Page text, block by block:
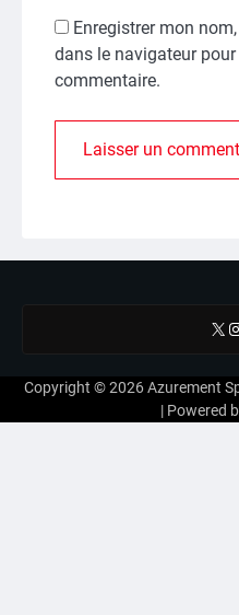
Enregistrer mon
dans le navigateur
commentaire.
X
Copyright © 2026Azurement
| Powered